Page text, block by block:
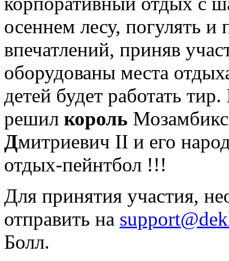
осеннем лесу, погулять
впечатлений, приняв
оборудованы места
детей будет работать
решил король
Дмитриевич II и его
отдых-пейнтбол !!!
Для принятия участия,
отправить на
Болл.